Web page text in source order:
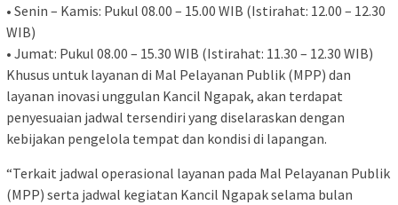
• Senin – Kamis: Pukul 08.00 – 15.00 WIB (Istirahat: 12.00 – 12.30
WIB)
• Jumat: Pukul 08.00 – 15.30 WIB (Istirahat: 11.30 – 12.30 WIB)
Khusus untuk layanan di Mal Pelayanan Publik (MPP) dan
layanan inovasi unggulan Kancil Ngapak, akan terdapat
penyesuaian jadwal tersendiri yang diselaraskan dengan
kebijakan pengelola tempat dan kondisi di lapangan.
“Terkait jadwal operasional layanan pada Mal Pelayanan Publik
(MPP) serta jadwal kegiatan Kancil Ngapak selama bulan